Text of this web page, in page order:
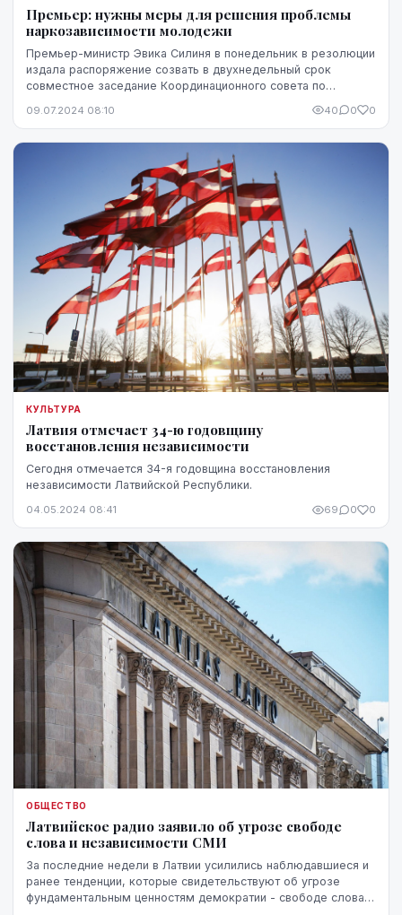
Премьер: нужны меры для решения проблемы
наркозависимости молодежи
Премьер-министр Эвика Силиня в понедельник в резолюции
издала распоряжение созвать в двухнедельный срок
совместное заседание Координационного совета по
09.07.2024 08:10 40 0 0
КУЛЬТУРА
Латвия отмечает 34-ю годовщину
восстановления независимости
Сегодня отмечается 34-я годовщина восстановления
независимости Латвийской Республики.
04.05.2024 08:41 69 0 0
ОБЩЕСТВО
Латвийское радио заявило об угрозе свободе
слова и независимости СМИ
За последние недели в Латвии усилились наблюдавшиеся и
ранее тенденции, которые свидетельствуют об угрозе
фундаментальным ценностям демократии - свободе слова и